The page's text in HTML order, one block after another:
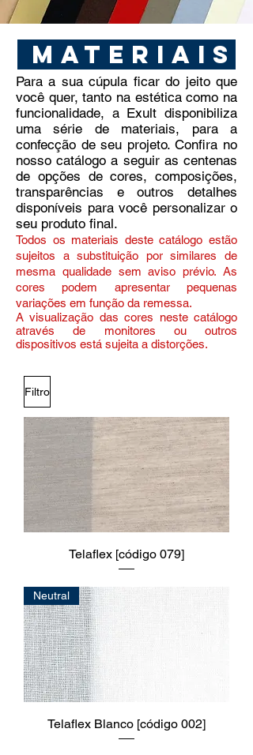
materiais
Para a sua cúpula ficar do jeito que
você quer, tanto na estética como na
funcionalidade, a Exult disponibiliza
uma série de materiais, para a
confecção de seu projeto. Confira no
nosso catálogo a seguir as centenas
de opções de cores, composições,
transparências e outros detalhes
disponíveis para você personalizar o
seu produto final.
Todos os materiais deste catálogo estão
sujeitos a substituição por similares de
mesma qualidade sem aviso prévio. As
cores podem apresentar pequenas
variações em função da remessa.
A visualização das cores neste catálogo
através de monitores ou outros
dispositivos está sujeita a distorções.
Filtro
Telaflex [código 079]
Neutral
Telaflex Blanco [código 002]